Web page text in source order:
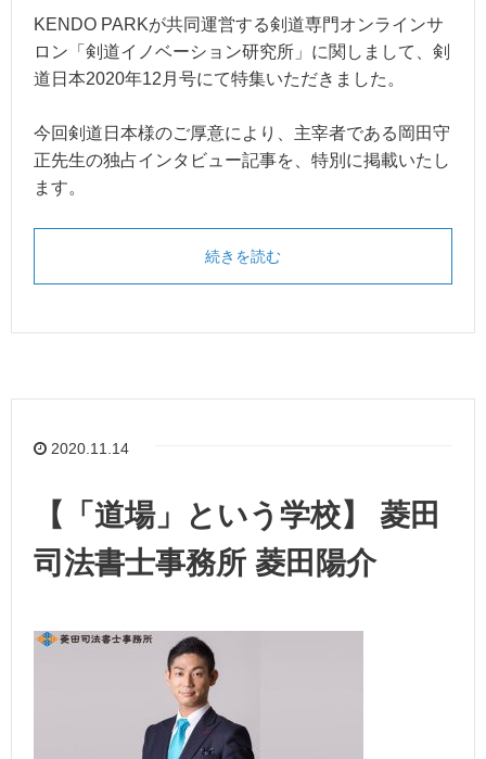
KENDO PARKが共同運営する剣道専門オンラインサ
ロン「剣道イノベーション研究所」に関しまして、剣
道日本2020年12月号にて特集いただきました。
今回剣道日本様のご厚意により、主宰者である岡田守
正先生の独占インタビュー記事を、特別に掲載いたし
ます。
続きを読む
2020.11.14
【「道場」という学校】 菱田
司法書士事務所 菱田陽介